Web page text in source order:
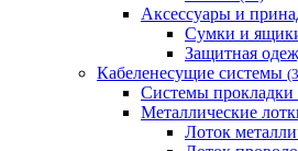
Аксессуары и
Cумки и
Защитная
Кабеленесущие системы
Системы прокладки
Металлические
Лоток